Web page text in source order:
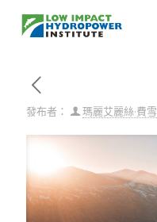
發布者： 瑪麗艾麗絲·費雪